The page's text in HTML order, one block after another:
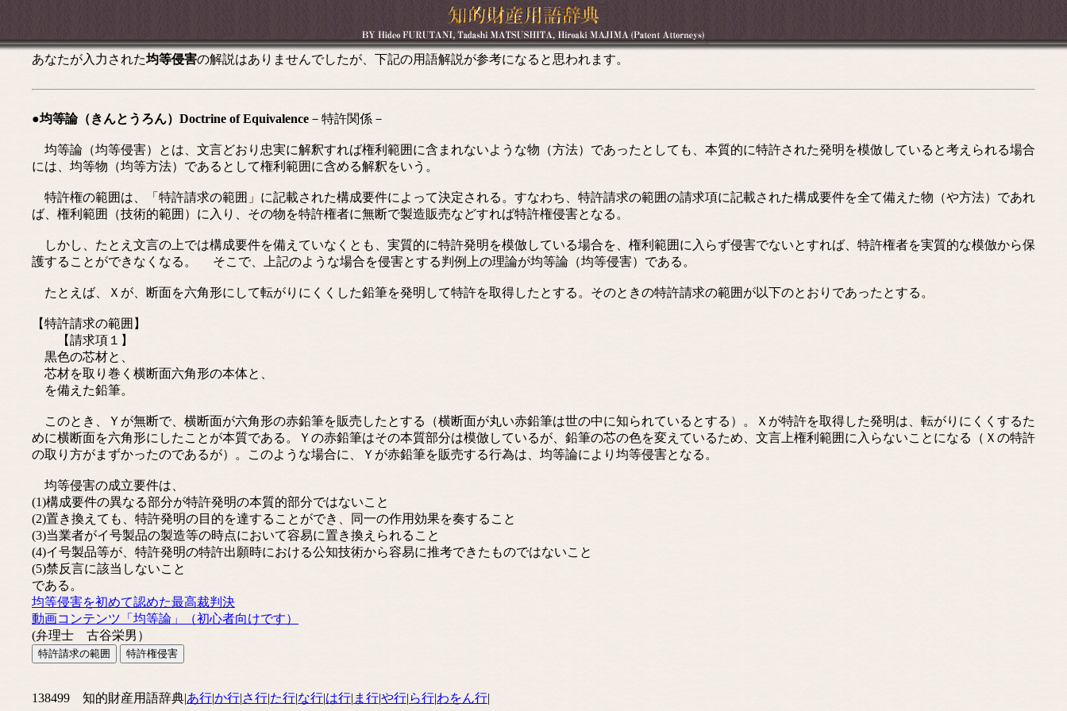
あなたが入力された均等侵害の解説はありませんでしたが、下記の用語解説が参考になると思われます。
●均等論（きんとうろん）Doctrine of Equivalence －特許関係－
均等論（均等侵害）とは、文言どおり忠実に解釈すれば権利範囲に含まれないような物（方法）であったとしても、本質的に特許された発明を模倣していると考えられる場合
には、均等物（均等方法）であるとして権利範囲に含める解釈をいう。
特許権の範囲は、「特許請求の範囲」に記載された構成要件によって決定される。すなわち、特許請求の範囲の請求項に記載された構成要件を全て備えた物（や方法）であれ
ば、権利範囲（技術的範囲）に入り、その物を特許権者に無断で製造販売などすれば特許権侵害となる。
しかし、たとえ文言の上では構成要件を備えていなくとも、実質的に特許発明を模倣している場合を、権利範囲に入らず侵害でないとすれば、特許権者を実質的な模倣から保
護することができなくなる。 そこで、上記のような場合を侵害とする判例上の理論が均等論（均等侵害）である。
たとえば、Ｘが、断面を六角形にして転がりにくくした鉛筆を発明して特許を取得したとする。そのときの特許請求の範囲が以下のとおりであったとする。
【特許請求の範囲】
【請求項１】
黒色の芯材と、
芯材を取り巻く横断面六角形の本体と、
を備えた鉛筆。
このとき、Ｙが無断で、横断面が六角形の赤鉛筆を販売したとする（横断面が丸い赤鉛筆は世の中に知られているとする）。Ｘが特許を取得した発明は、転がりにくくするた
めに横断面を六角形にしたことが本質である。Ｙの赤鉛筆はその本質部分は模倣しているが、鉛筆の芯の色を変えているため、文言上権利範囲に入らないことになる（Ｘの特許
の取り方がまずかったのであるが）。このような場合に、Ｙが赤鉛筆を販売する行為は、均等論により均等侵害となる。
均等侵害の成立要件は、
(1)構成要件の異なる部分が特許発明の本質的部分ではないこと
(2)置き換えても、特許発明の目的を達することができ、同一の作用効果を奏すること
(3)当業者がイ号製品の製造等の時点において容易に置き換えられること
(4)イ号製品等が、特許発明の特許出願時における公知技術から容易に推考できたものではないこと
(5)禁反言に該当しないこと
である。
均等侵害を初めて認めた最高裁判決
動画コンテンツ「均等論」（初心者向けです）
(弁理士 古谷栄男）
138499 知的財産用語辞典|あ行|か行|さ行|た行|な行|は行| ま行|や行|ら行|わをん行|